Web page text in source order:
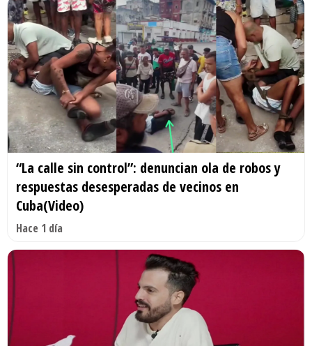
“La calle sin control”: denuncian ola de robos y
respuestas desesperadas de vecinos en
Cuba(Video)
Hace 1 día